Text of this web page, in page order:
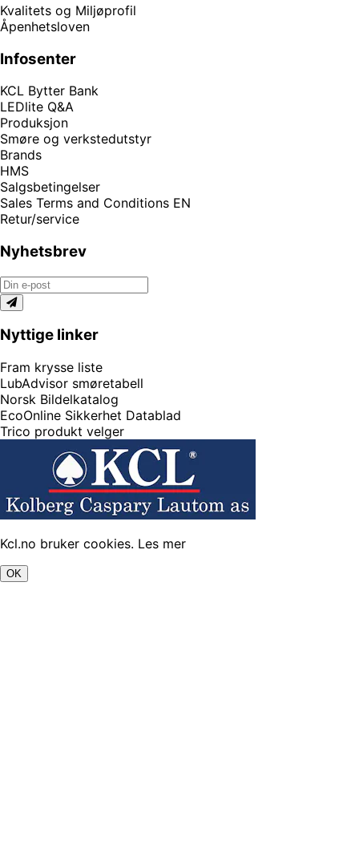
Kvalitets og Miljøprofil
Åpenhetsloven
Infosenter
KCL Bytter Bank
LEDlite Q&A
Produksjon
Smøre og verkstedutstyr
Brands
HMS
Salgsbetingelser
Sales Terms and Conditions EN
Retur/service
Nyhetsbrev
Nyttige linker
Fram krysse liste
LubAdvisor smøretabell
Norsk Bildelkatalog
EcoOnline Sikkerhet Datablad
Trico produkt velger
Kcl.no bruker cookies. Les mer
OK